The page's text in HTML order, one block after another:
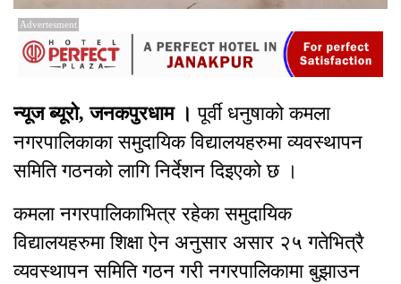
Advertesment
न्यूज ब्यूरो, जनकपुरधाम । पूर्वी धनुषाको कमला
नगरपालिकाका समुदायिक विद्यालयहरुमा व्यवस्थापन
समिति गठनको लागि निर्देशन दिइएको छ ।
कमला नगरपालिकाभित्र रहेका समुदायिक
विद्यालयहरुमा शिक्षा ऐन अनुसार असार २५ गतेभित्रै
व्यवस्थापन समिति गठन गरी नगरपालिकामा बुझाउन